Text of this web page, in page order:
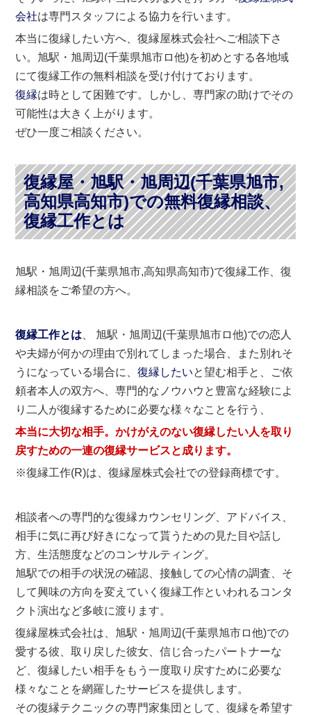
会社は専門スタッフによる協力を行います。
本当に復縁したい方へ、復縁屋株式会社へご相談下さ
い。旭駅・旭周辺(千葉県旭市ロ他)を初めとする各地域
にて復縁工作の無料相談を受け付けております。
復縁は時として困難です。しかし、専門家の助けでその
可能性は大きく上がります。
ぜひ一度ご相談ください。
復縁屋・旭駅・旭周辺(千葉県旭市,
高知県高知市)での無料復縁相談、
復縁工作とは
旭駅・旭周辺(千葉県旭市,高知県高知市)で復縁工作、復
縁相談をご希望の方へ。
復縁工作とは 、 旭駅・旭周辺(千葉県旭市ロ他)での恋人
や夫婦が何かの理由で別れてしまった場合、また別れそ
うになっている場合に、復縁したいと望む相手と、ご依
頼者本人の双方へ、専門的なノウハウと豊富な経験によ
り二人が復縁するために必要な様々なことを行う、
本当に大切な相手。かけがえのない復縁したい人を取り
戻すための一連の復縁サービスと成ります。
※復縁工作(R)は、復縁屋株式会社での登録商標です。
相談者への専門的な復縁カウンセリング、アドバイス、
相手に気に再び好きになって貰うための見た目や話し
方、生活態度などのコンサルティング。
旭駅での相手の状況の確認、接触しての心情の調査、そ
して興味の方向を変えていく復縁工作といわれるコンタ
クト演出など多岐に渡ります。
復縁屋株式会社は、旭駅・旭周辺(千葉県旭市ロ他)での
愛する彼、取り戻した彼女、信じ合ったパートナーな
ど、復縁したい相手をもう一度取り戻すために必要な
様々なことを網羅したサービスを提供します。
その復縁テクニックの専門家集団として、復縁を希望す